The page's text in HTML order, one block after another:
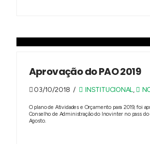
Aprovação do PAO 2019
03/10/2018 INSTITUCIONAL,
O plano de Atividades e Orçamento para 2019, foi
Conselho de Administração do Inovinter no pass
Agosto.